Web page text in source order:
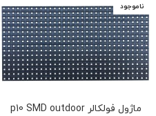
ناموجود
ماژول فولکالر p10 SMD outdoor